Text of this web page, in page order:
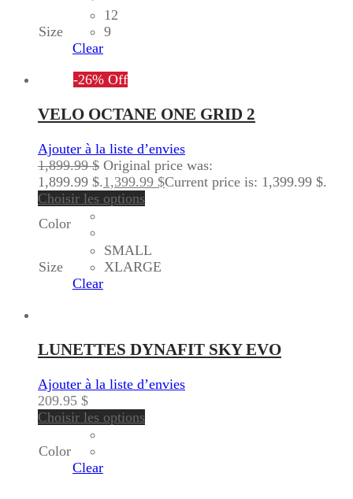
Size
12
9
Clear
-26% Off
VELO OCTANE ONE GRID 2
Ajouter à la liste d’envies
1,899.99$ Original price was:
1,899.99 $. 1,399.99 $Current price is: 1,399.99 $.
Choisir les options
Color
Size
SMALL
XLARGE
Clear
LUNETTES DYNAFIT SKY EVO
Ajouter à la liste d’envies
209.95 $
Choisir les options
Color
Clear